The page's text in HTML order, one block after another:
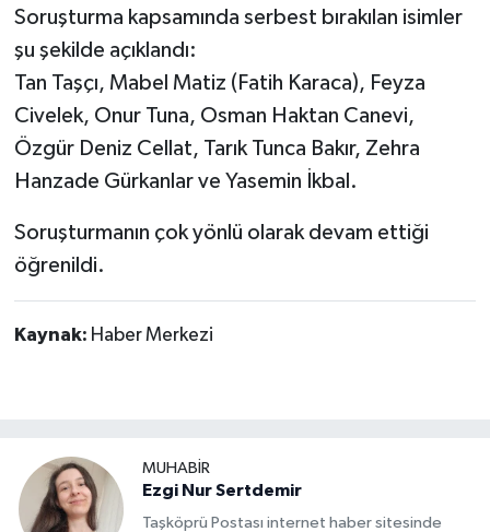
Soruşturma kapsamında serbest bırakılan isimler
şu şekilde açıklandı:
Tan Taşçı, Mabel Matiz (Fatih Karaca), Feyza
Civelek, Onur Tuna, Osman Haktan Canevi,
Özgür Deniz Cellat, Tarık Tunca Bakır, Zehra
Hanzade Gürkanlar ve Yasemin İkbal.
Soruşturmanın çok yönlü olarak devam ettiği
öğrenildi.
Kaynak: Haber Merkezi
MUHABİR
Ezgi Nur Sertdemir
Taşköprü Postası internet haber sitesinde